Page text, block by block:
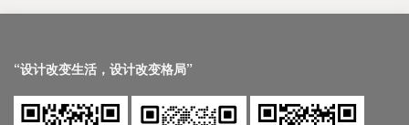
“设计改变生活，设计改变格局”